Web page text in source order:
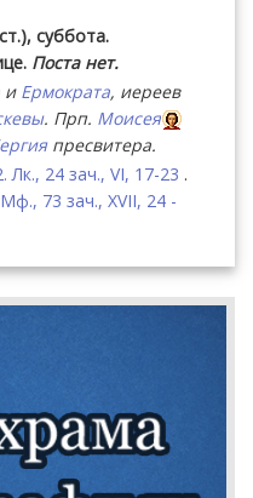
суббота.
Поста нет.
и Ермократа, иереев
. Прп. Моисея
пресвитера.
Лк., 24 зач., VI, 17-23 .
Мф., 73 зач., XVII, 24 -